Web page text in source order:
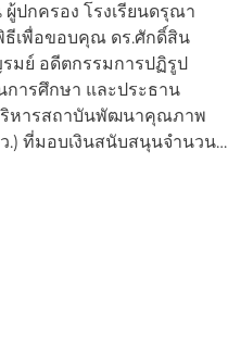
ผู้ปกครอง โรงเรียนดรุณา
ธีเพื่อขอบคุณ ดร.ศักดิ์สิน
มย์ อดีตกรรมการปฏิรูป
การศึกษา และประธาน
ริหารสถาบันพัฒนาคุณภาพ
.) ที่มอบเงินสนับสนุนจำนวน…